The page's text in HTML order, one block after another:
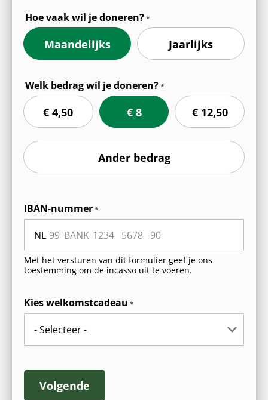
Hoe vaak wil je doneren?
Maandelijks Jaarlijks
Welk bedrag wil je doneren?
€ 4,50 € 8 € 12,50
Ander bedrag
wil
je
betalen?
IBAN-nummer
IBAN
-
Landcode
IBAN
-
Controle
getal
IBAN
-
Bank
afkorting
IBAN
-
Rekeningnummer
eerste
getallen
IBAN
-
Rekeningnummer
5e
8e
cijfer
IBAN
-
Rekeningnummer
laatste
getallen
Met het versturen van dit formulier geef je ons
toestemming om de incasso uit te voeren.
Kies welkomstcadeau
Volgende